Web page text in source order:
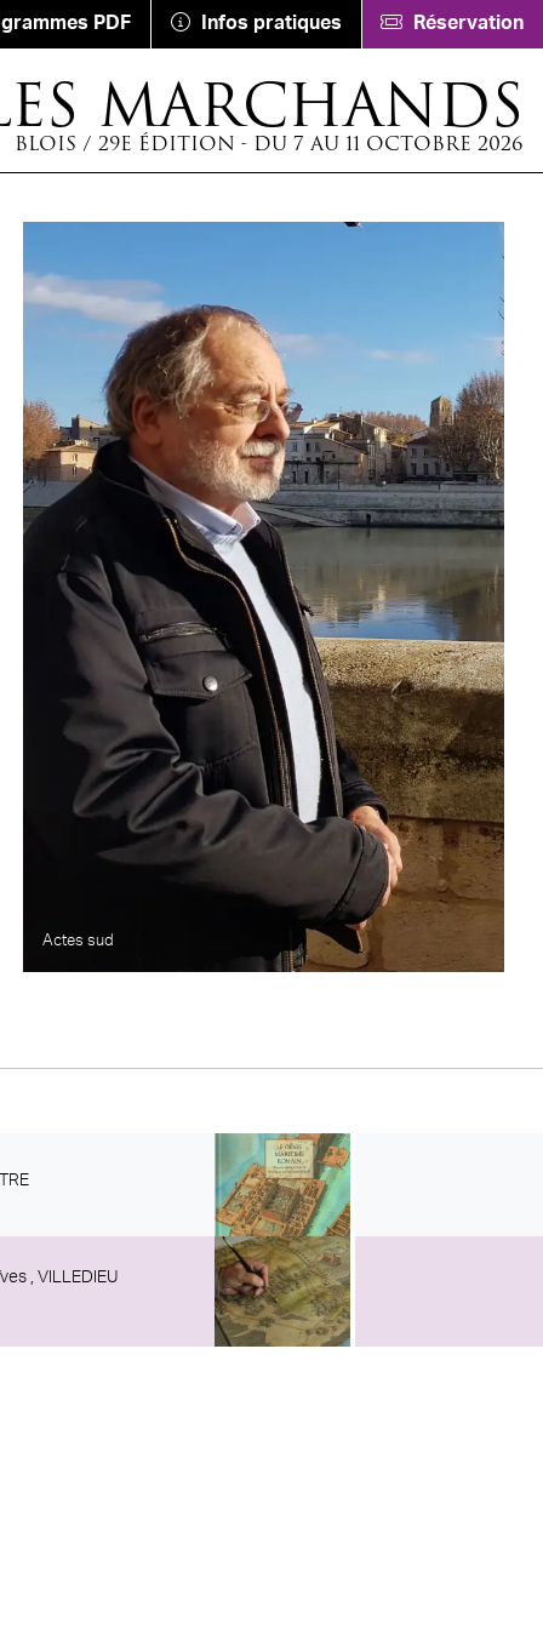
PDF Infos pratiques Réservation
MARCHANDS
BLOIS / 29E ÉDITION - DU 7 AU 11 OCTOBRE 2026
Actes sud
,VILLEDIEU